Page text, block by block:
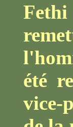
été
vice-